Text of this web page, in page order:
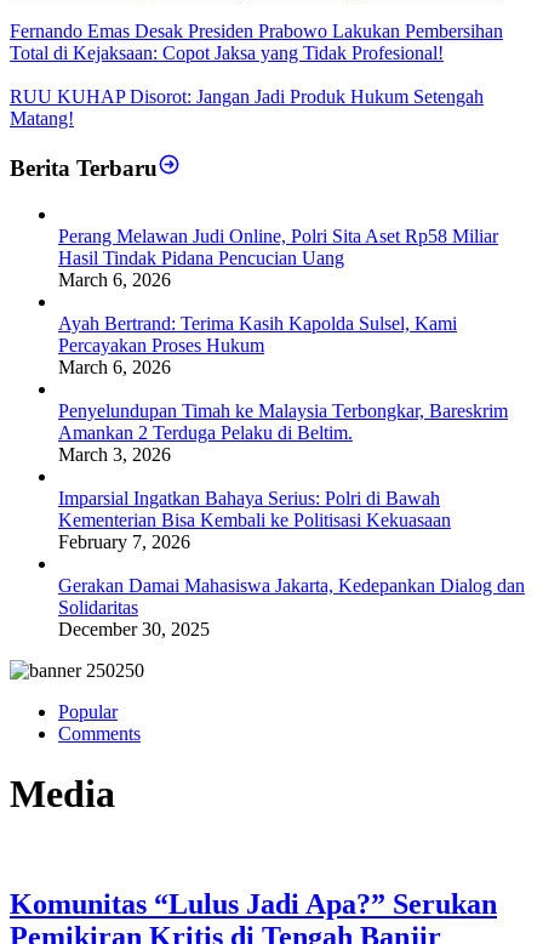
Fernando Emas Desak Presiden Prabowo Lakukan Pembersihan
Total di Kejaksaan: Copot Jaksa yang Tidak Profesional!
RUU KUHAP Disorot: Jangan Jadi Produk Hukum Setengah
Matang!
Berita Terbaru
Perang Melawan Judi Online, Polri Sita Aset Rp58 Miliar
Hasil Tindak Pidana Pencucian Uang
March 6, 2026
Ayah Bertrand: Terima Kasih Kapolda Sulsel, Kami
Percayakan Proses Hukum
March 6, 2026
Penyelundupan Timah ke Malaysia Terbongkar, Bareskrim
Amankan 2 Terduga Pelaku di Beltim.
March 3, 2026
Imparsial Ingatkan Bahaya Serius: Polri di Bawah
Kementerian Bisa Kembali ke Politisasi Kekuasaan
February 7, 2026
Gerakan Damai Mahasiswa Jakarta, Kedepankan Dialog dan
Solidaritas
December 30, 2025
Popular
Comments
Media
Komunitas “Lulus Jadi Apa?” Serukan
Pemikiran Kritis di Tengah Banjir